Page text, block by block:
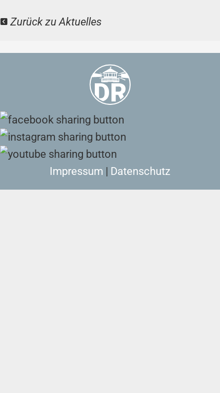
Zurück zu Aktuelles
Impressum Datenschutz